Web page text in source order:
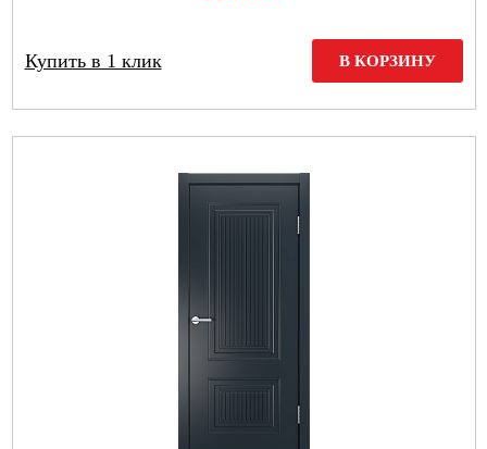
Купить в 1 клик В КОРЗИНУ